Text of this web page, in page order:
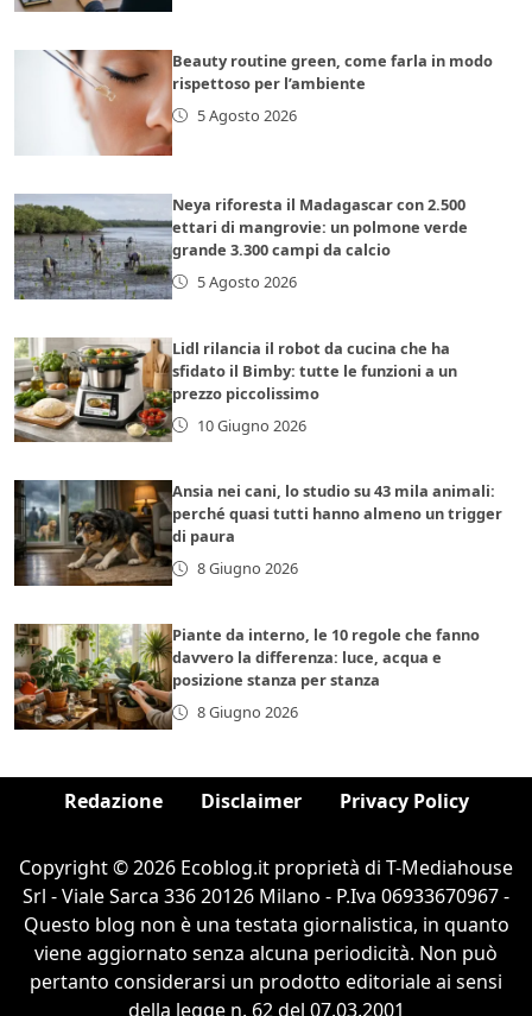
Beauty routine green, come farla in modo
rispettoso per l’ambiente
5 Agosto 2026
Neya riforesta il Madagascar con 2.500
ettari di mangrovie: un polmone verde
grande 3.300 campi da calcio
5 Agosto 2026
Lidl rilancia il robot da cucina che ha
sfidato il Bimby: tutte le funzioni a un
prezzo piccolissimo
10 Giugno 2026
Ansia nei cani, lo studio su 43 mila animali:
perché quasi tutti hanno almeno un trigger
di paura
8 Giugno 2026
Piante da interno, le 10 regole che fanno
davvero la differenza: luce, acqua e
posizione stanza per stanza
8 Giugno 2026
Redazione Disclaimer Privacy Policy
Copyright © 2026 Ecoblog.it proprietà di T-Mediahouse
Srl - Viale Sarca 336 20126 Milano - P.Iva 06933670967 -
Questo blog non è una testata giornalistica, in quanto
viene aggiornato senza alcuna periodicità. Non può
pertanto considerarsi un prodotto editoriale ai sensi
della legge n. 62 del 07.03.2001